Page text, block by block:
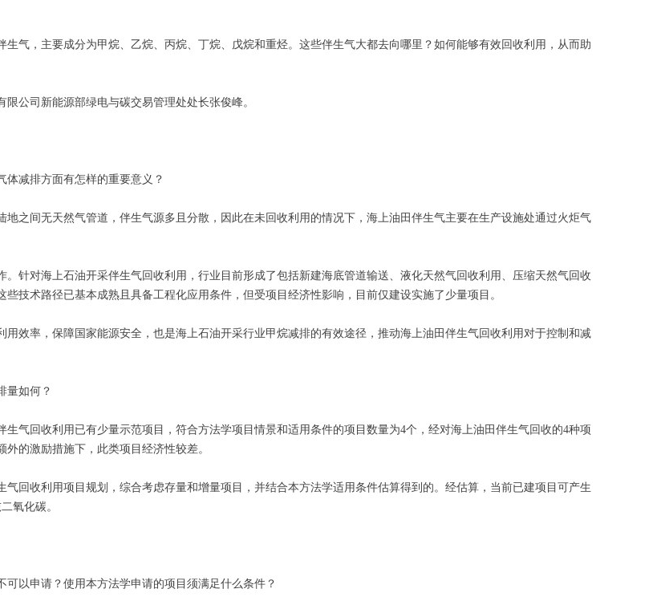
气，主要成分为甲烷、乙烷、丙烷、丁烷、戊烷和重烃。这些伴生气大都去向哪里？如何能够有效回收利用，从而助
公司新能源部绿电与碳交易管理处处长张俊峰。
体减排方面有怎样的重要意义？
之间无天然气管道，伴生气源多且分散，因此在未回收利用的情况下，海上油田伴生气主要在生产设施处通过火炬气
针对海上石油开采伴生气回收利用，行业目前形成了包括新建海底管道输送、液化天然气回收利用、压缩天然气回收
技术路径已基本成熟且具备工程化应用条件，但受项目经济性影响，目前仅建设实施了少量项目。
效率，保障国家能源安全，也是海上石油开采行业甲烷减排的有效途径，推动海上油田伴生气回收利用对于控制和减
量如何？
气回收利用已有少量示范项目，符合方法学项目情景和适用条件的项目数量为4个，经对海上油田伴生气回收的4种项
的激励措施下，此类项目经济性较差。
回收利用项目规划，综合考虑存量和增量项目，并结合本方法学适用条件估算得到的。经估算，当前已建项目可产生
氧化碳。
以申请？使用本方法学申请的项目须满足什么条件？